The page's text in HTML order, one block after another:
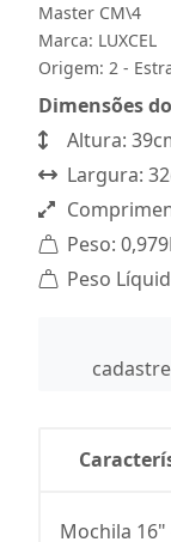
Master CM\4
Marca: LUXCEL
Origem: 2 -
Dimensões
Altura:
Largura:
Peso:
Peso
Mochila